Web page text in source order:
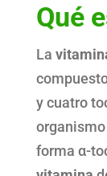
Qué
La
y cuatro
forma α-